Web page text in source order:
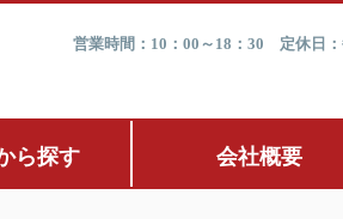
営業時間：10：00～18：30 定休日：
ら探す 会社概要